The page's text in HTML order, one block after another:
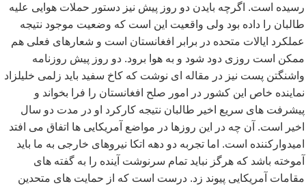
رسیده است. اگرچه بایدن دو روز پیش نیز دستور حملات هوایی علیه
طالبان را داده بود ولی واقعیت این است که وضعیت موجود نتیجه
عملکرد ایالات متحده در برابر افغانستان است و شعارهای فعلی هم
ممکن است روزی دود شود و به هوا برود. دو روز پیش روزنامه
واشنگتن پست نیز در مقاله ای نوشت که کاخ سفید باید زلمی خلیلزاد
نماینده خاص این کشور در امور صلح افغانستان را فرا بخواند و
پیشرفت های سریع اخیر طالبان نتیجه کارکرد او در مدت دو سال
اخیر است. آن چه در این روزها در مواضع آمریکایی ها اتفاق می افتد
امیدوارکننده است. اما تجربه دو دهه اتکا نیروهای خارجی به ما باید
آموخته باشد که هرگز نباید تمام سرنوشت آینده را به گفته های
مقامات آمریکایی پیوند زد. درست است که از حمایت های متحدین